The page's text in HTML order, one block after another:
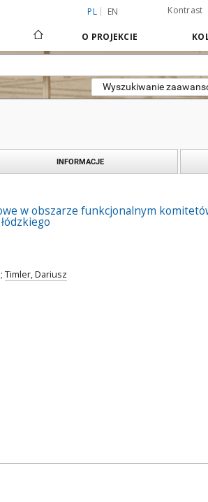
PL EN Kontrast
O PROJEKCIE
Wyszukiwanie
INFORMACJE
w obszarze funkcjonalnym
; Timler, Dariusz